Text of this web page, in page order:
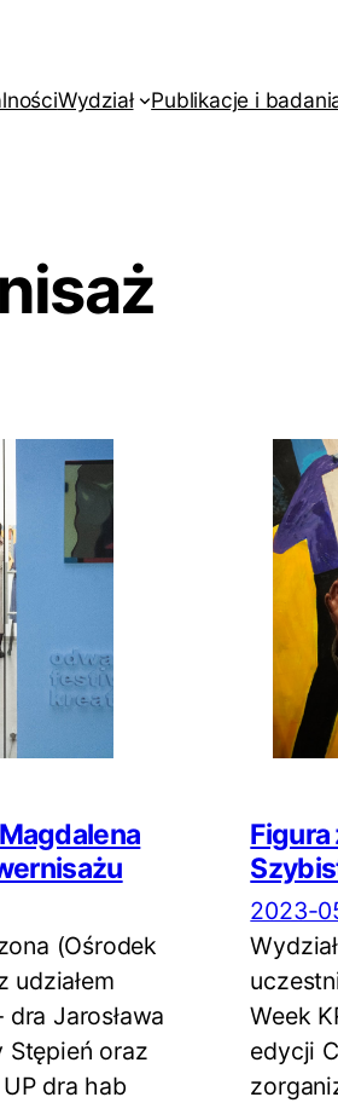
Wydział Publikacje i
(Ośrodek
udziałem
dra Jarosława
Stępień oraz
dra hab
Figura
2023-
Week
edycji